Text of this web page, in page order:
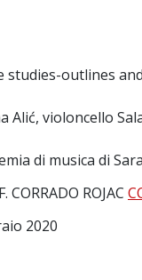
studies-outlines
Alić, violoncello
di musica di
CORRADO ROJAC
2020